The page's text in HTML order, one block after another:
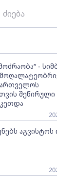
-
შეწირული
აგვისტოს